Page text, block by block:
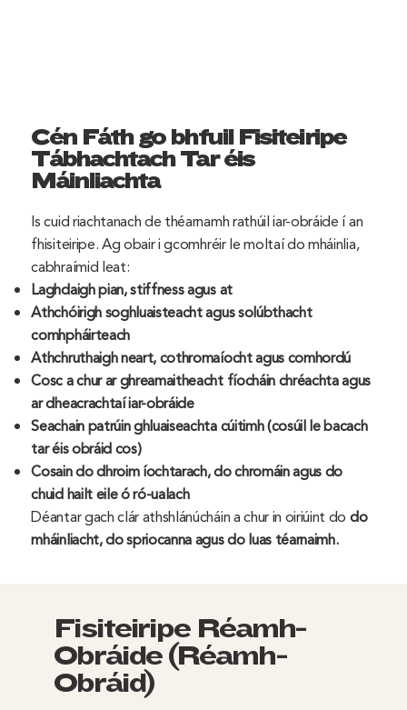
Cén Fáth go bhfuil Fisiteiripe
Tábhachtach Tar éis
Máinliachta
Is cuid riachtanach de théarnamh rathúil iar-obráide í an
fhisiteiripe. Ag obair i gcomhréir le moltaí do mháinlia,
cabhraímid leat:
Laghdaigh pian, stiffness agus at
Athchóirigh soghluaisteacht agus solúbthacht
comhpháirteach
Athchruthaigh neart, cothromaíocht agus comhordú
Cosc a chur ar ghreamaitheacht fíocháin chréachta agus
ar dheacrachtaí iar-obráide
Seachain patrúin ghluaiseachta cúitimh (cosúil le bacach
tar éis obráid cos)
Cosain do dhroim íochtarach, do chromáin agus do
chuid hailt eile ó ró-ualach
Déantar gach clár athshlánúcháin a chur in oiriúint do do
mháinliacht, do spriocanna agus do luas téarnaimh.
Fisiteiripe Réamh-
Obráide (Réamh-
Obráid)